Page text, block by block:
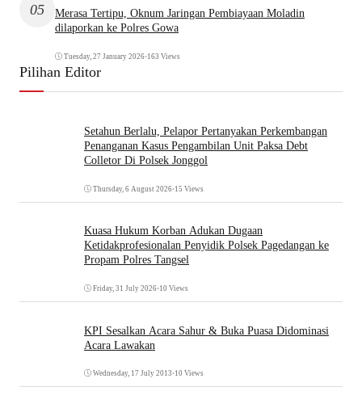
05
Merasa Tertipu, Oknum Jaringan Pembiayaan Moladin
dilaporkan ke Polres Gowa
Tuesday, 27 January 2026•163 Views
Pilihan Editor
Setahun Berlalu, Pelapor Pertanyakan Perkembangan
Penanganan Kasus Pengambilan Unit Paksa Debt
Colletor Di Polsek Jonggol
Thursday, 6 August 2026•15 Views
Kuasa Hukum Korban Adukan Dugaan
Ketidakprofesionalan Penyidik Polsek Pagedangan ke
Propam Polres Tangsel
Friday, 31 July 2026•10 Views
KPI Sesalkan Acara Sahur & Buka Puasa Didominasi
Acara Lawakan
Wednesday, 17 July 2013 •10 Views